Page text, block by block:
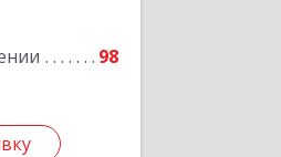
98
Подробнее